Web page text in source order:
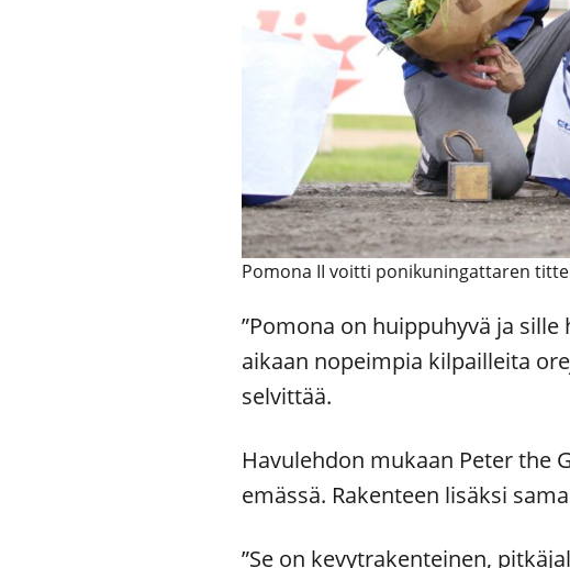
Pomona II voitti ponikuningattaren
”Pomona on huippuhyvä ja
aikaan nopeimpia kilpailleita
selvittää.
Havulehdon mukaan Peter the
emässä. Rakenteen lisäksi
”Se on kevytrakenteinen,